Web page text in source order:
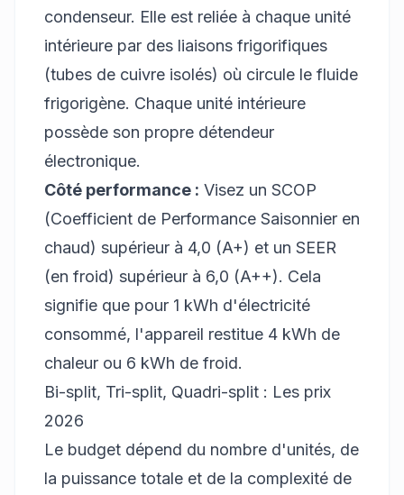
condenseur. Elle est reliée à chaque unité
intérieure par des liaisons frigorifiques
(tubes de cuivre isolés) où circule le fluide
frigorigène. Chaque unité intérieure
possède son propre détendeur
électronique.
Côté performance : Visez un SCOP
(Coefficient de Performance Saisonnier en
chaud) supérieur à 4,0 (A+) et un SEER
(en froid) supérieur à 6,0 (A++). Cela
signifie que pour 1 kWh d'électricité
consommé, l'appareil restitue 4 kWh de
chaleur ou 6 kWh de froid.
Bi-split, Tri-split, Quadri-split : Les prix
2026
Le budget dépend du nombre d'unités, de
la puissance totale et de la complexité de